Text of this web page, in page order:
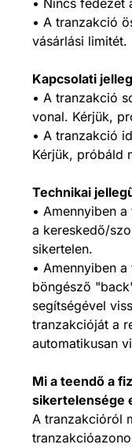
• Nincs fedezet
• A tranzakció
vásárlási limitét.
Kapcsolati
• A tranzakció
vonal. Kérjük,
• A tranzakció
Kérjük, próbáld
Technikai
• Amennyiben
a kereskedő/
sikertelen.
• Amennyiben
böngésző
segítségével
tranzakcióját a
automatikusan
Mi a teendő a
sikertelensége
A tranzakcióról